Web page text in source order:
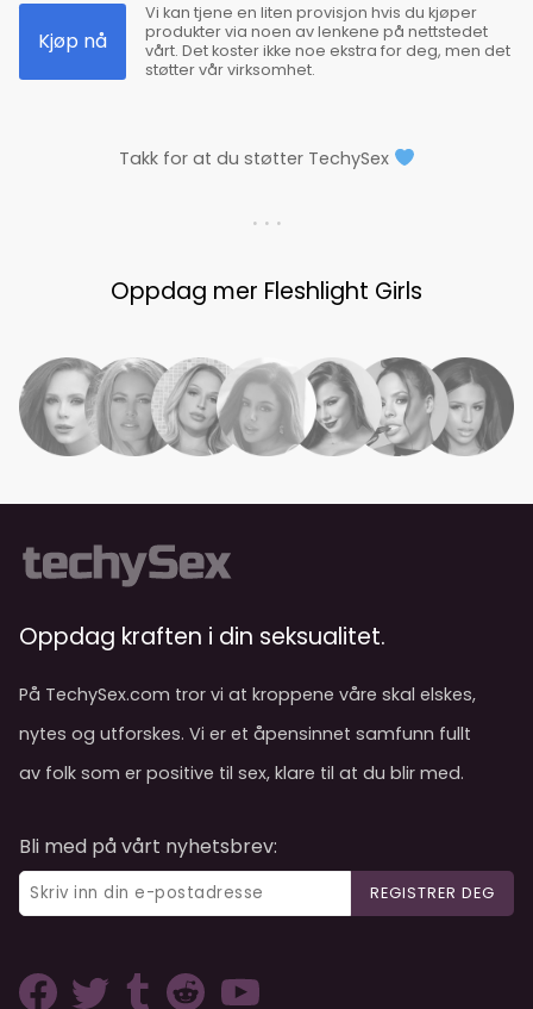
Kjøp nå
Vi kan tjene en liten provisjon hvis du kjøper
produkter via noen av lenkene på nettstedet
vårt. Det koster ikke noe ekstra for deg, men det
støtter vår virksomhet.
Takk for at du støtter TechySex
. . .
Oppdag mer Fleshlight Girls
Oppdag kraften i din seksualitet.
På TechySex.com tror vi at kroppene våre skal elskes,
nytes og utforskes. Vi er et åpensinnet samfunn fullt
av folk som er positive til sex, klare til at du blir med.
Bli med på vårt nyhetsbrev:
REGISTRER DEG